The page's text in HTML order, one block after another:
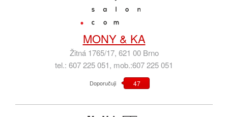
MONY & KA
Žitná 1765/17, 621 00 Brno
tel.: 607 225 051, mob.:607 225 051
Doporučuji 47